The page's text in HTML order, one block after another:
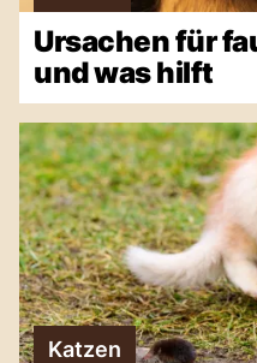
Ursachen für
und was hilft
Katzen